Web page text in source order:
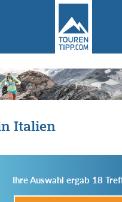
Italien
Ihre Auswahl ergab 18